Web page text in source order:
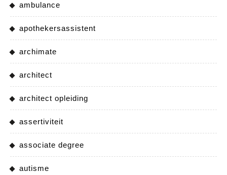
ambulance
apothekersassistent
archimate
architect
architect opleiding
assertiviteit
associate degree
autisme